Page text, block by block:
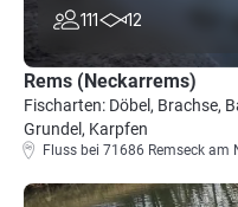
111 12
Rems (Neckarrems)
Fischarten: Döbel, Brachse,
Grundel, Karpfen
Fluss bei 71686 Remseck am